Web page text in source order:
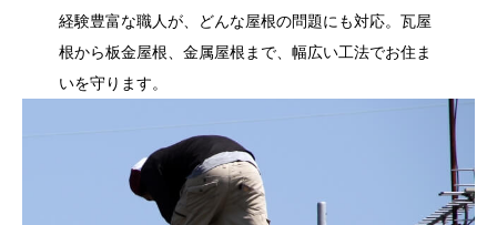
経験豊富な職人が、どんな屋根の問題にも対応。瓦屋
根から板金屋根、金属屋根まで、幅広い工法でお住ま
いを守ります。